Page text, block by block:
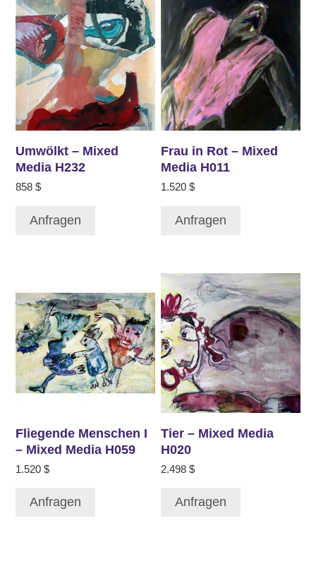
Umwölkt – Mixed
Media H232
858 $
Anfragen
Frau in Rot – Mixed
Media H011
1.520$
Anfragen
Fliegende Menschen I
– Mixed Media H059
1.520 $
Anfragen
Tier – Mixed Media
H020
2.498$
Anfragen